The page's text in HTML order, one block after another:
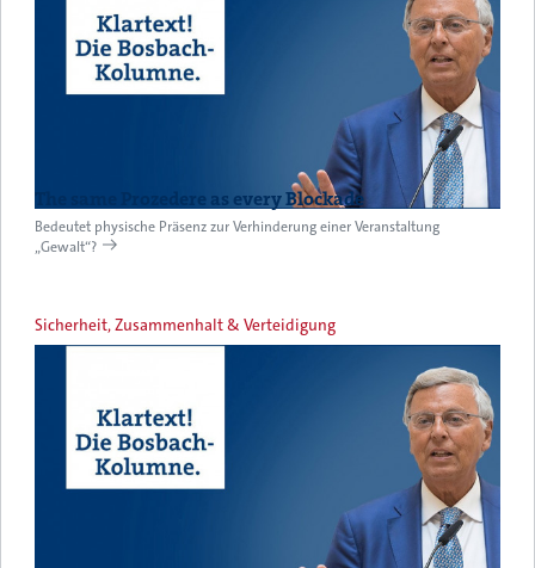
The same Prozedere as every Blockade
Bedeutet physische Präsenz zur Verhinderung einer Veranstaltung
„Gewalt“?
Sicherheit, Zusammenhalt & Verteidigung